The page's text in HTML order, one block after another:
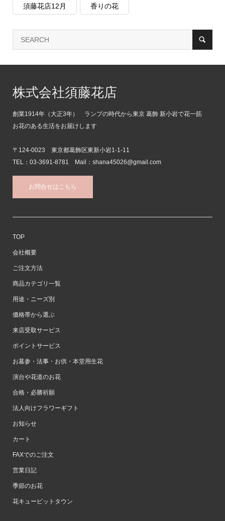
須藤花店12月 香りの花
株式会社須藤花店
創業1914年（大正3年） ランプの時代から東京 葛飾 新小岩で花一筋
お花のある生活をお届けします
〒124-0023 東京都葛飾区東新小岩1-1-11
TEL：03-3691-8781 Mail：shana45026@gmail.com
お問合せはこちら
TOP
会社概要
ご注文方法
商品カテゴリ一覧
用途・ニーズ別
価格帯から選ぶ
来店受取サービス
ポイントサービス
お墓参・法事・お供・本堂用生花
演台や花道のお花
合格・必勝祈願
法人向けフラワーギフト
お知らせ
カート
FAXでのご注文
営業日記
季節のお花
花キューピットタウン